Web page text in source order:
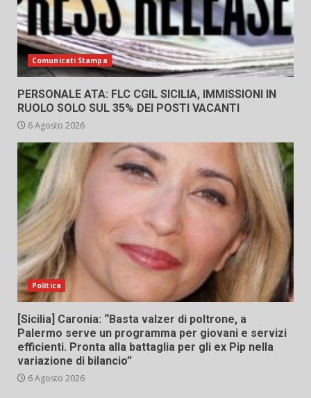
Comunicati Stampa
PERSONALE ATA: FLC CGIL SICILIA, IMMISSIONI IN
RUOLO SOLO SUL 35% DEI POSTI VACANTI
6 Agosto 2026
Politica
[Sicilia] Caronia: “Basta valzer di poltrone, a
Palermo serve un programma per giovani e servizi
efficienti. Pronta alla battaglia per gli ex Pip nella
variazione di bilancio”
6 Agosto 2026